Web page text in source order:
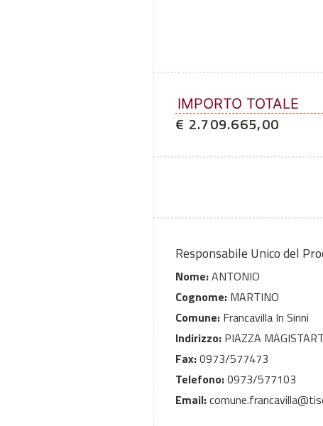
IMPORTO TOTALE
€ 2.709.665,00
Responsabile Unico del
Nome:ANTONIO
Cognome: MARTINO
Comune: Francavilla In Sinni
Indirizzo: PIAZZA
Fax:0973/577473
Telefono:0973/577103
Email: